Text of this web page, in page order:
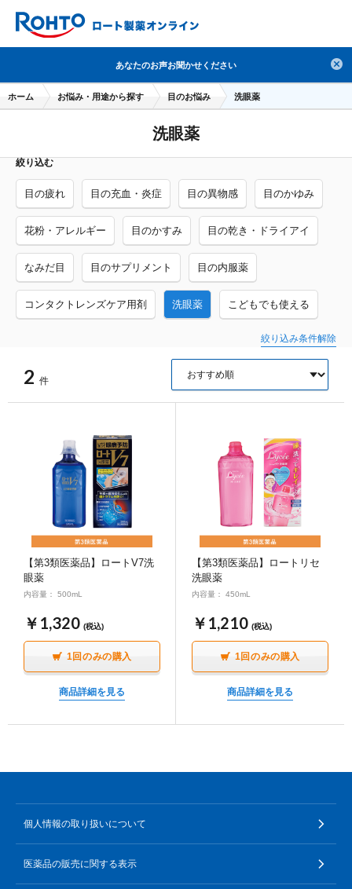
人気のキーワードで検索
目薬 ロートV5 日焼け止め 熱中症対策
オバジ
アゼライン酸
冬虫夏草 セノビック エピステーム SKIO
メラノCC ケアセラ 美容サプリメント
ヘリオホワイト 制汗剤 洗顔 数量限定
ブランドから探す 使用用途から探す
検索
ログイン / 新規会員登録
サプリメント・食品
∟ 美容サプリメント
∟ スキンケア
お得にお買い物
おトクなロート定期便
読みもの
スタッフのお気に入り
新着情報
個人情報の取り扱い
サイトマップ
あなたのお声お聞かせください
ホーム お悩み・用途から探す 目のお悩み 洗眼薬
洗眼薬
絞り込む
目の疲れ 目の充血・炎症 目の異物感 目のかゆみ
花粉・アレルギー 目のかすみ 目の乾き・ドライアイ
なみだ目 目のサプリメント 目の内服薬
コンタクトレンズケア用剤 洗眼薬 こどもでも使える
絞り込み条件解除
2 件
【第3類医薬品】ロートV7洗
眼薬
内容量： 500mL
￥1,320 (税込)
1回のみの購入
商品詳細を見る
【第3類医薬品】ロートリセ
洗眼薬
内容量： 450mL
￥1,210 (税込)
1回のみの購入
商品詳細を見る
個人情報の取り扱いについて
医薬品の販売に関する表示